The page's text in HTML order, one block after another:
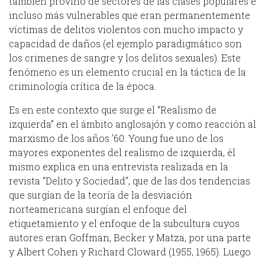
incluso más vulnerables que eran permanentemente
víctimas de delitos violentos con mucho impacto y
capacidad de daños (el ejemplo paradigmático son
los crimenes de sangre y los delitos sexuales). Este
fenómeno es un elemento crucial en la táctica de la
criminología crítica de la época.
Es en este contexto que surge el “Realismo de
izquierda” en el ámbito anglosajón y como reacción al
marxismo de los años ’60. Young fue uno de los
mayores exponentes del realismo de izquierda, él
mismo explica en una entrevista realizada en la
revista “Delito y Sociedad”, que de las dos tendencias
que surgían de la teoría de la desviación
norteamericana surgían el enfoque del
etiquetamiento y el enfoque de la subcultura cuyos
autores eran Goffman, Becker y Matza, por una parte
y Albert Cohen y Richard Cloward (1955, 1965). Luego